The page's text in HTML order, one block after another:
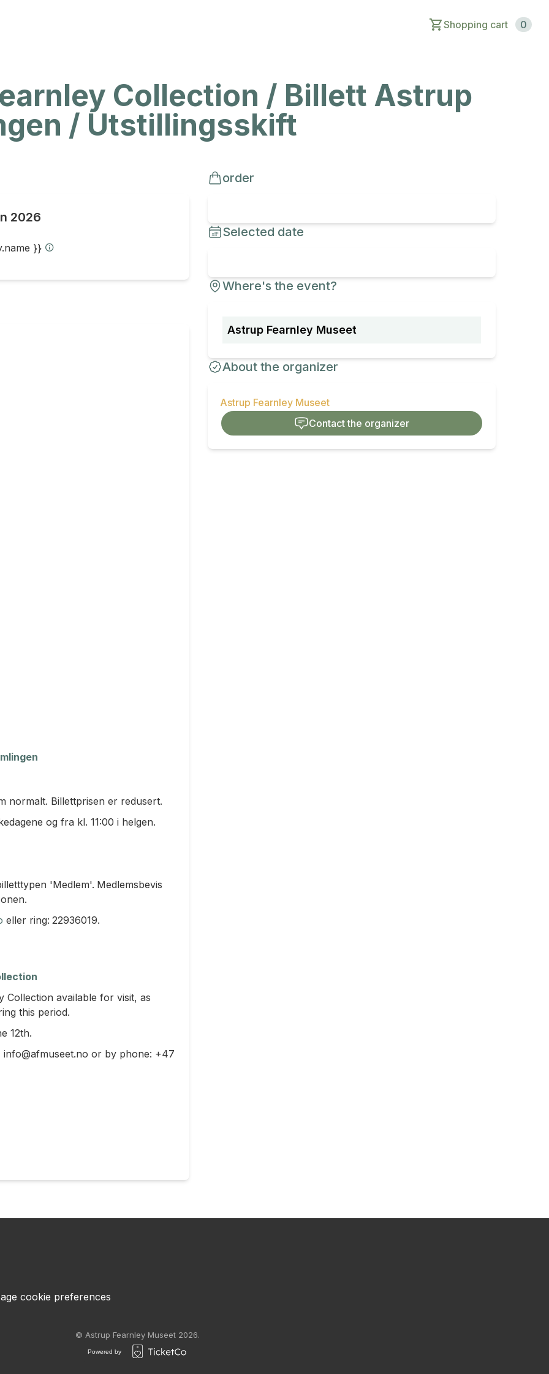
Shopping cart 0
Collection / Billett Astrup
/ Utstillingsskift
2026
}}
normalt. Billettprisen er redusert.
og fra kl. 11:00 i helgen.
'Medlem'. Medlemsbevis
eller ring: 22936019.
Collection available for visit, as
this period.
12th.
or by phone: +47
order
Selected date
Where's the event?
Astrup Fearnley Museet
About the organizer
Astrup Fearnley Museet
Contact the organizer
cookie preferences
© Astrup Fearnley Museet 2026.
Powered by